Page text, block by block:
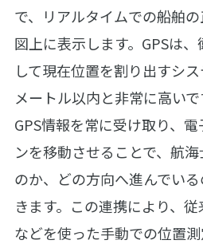
で、リアルタイムでの船舶
図上に表示します。GPSは
して現在位置を割り出すシ
メートル以内と非常に高い
GPS情報を常に受け取り、
ンを移動させることで、航
のか、どの方向へ進んでい
きます。この連携により、
などを使った手動での位置